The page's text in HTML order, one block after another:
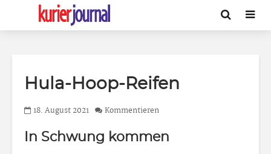
Hula-Hoop-Reifen
18. August 2021 Kommentieren
In Schwung kommen